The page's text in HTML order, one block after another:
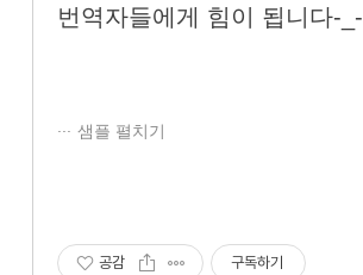
번역자들에게 힘이 됩니다-_-
샘플 펼치기
공감 구독하기